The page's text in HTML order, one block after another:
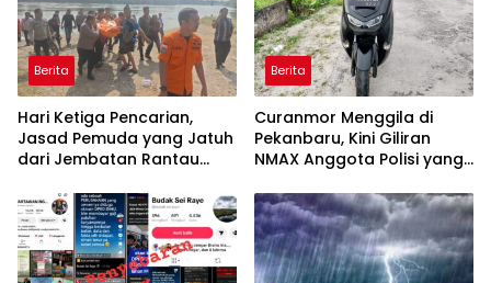
Berita
Hari Ketiga Pencarian,
Jasad Pemuda yang Jatuh
dari Jembatan Rantau
Ditemukan
Berita
Curanmor Menggila di
Pekanbaru, Kini Giliran
NMAX Anggota Polisi yang